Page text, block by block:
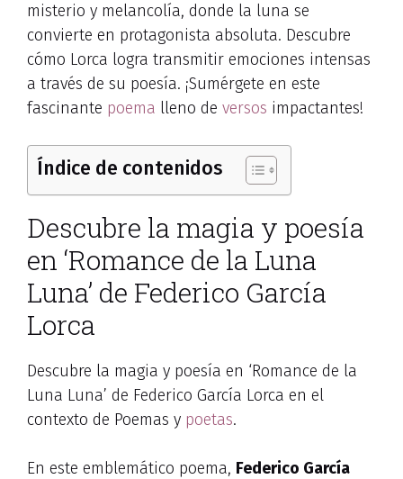
misterio y melancolía, donde la luna se
convierte en protagonista absoluta. Descubre
cómo Lorca logra transmitir emociones intensas
a través de su poesía. ¡Sumérgete en este
fascinante poema lleno de versos impactantes!
Índice de contenidos
Descubre la magia y poesía
en ‘Romance de la Luna
Luna’ de Federico García
Lorca
Descubre la magia y poesía en ‘Romance de la
Luna Luna’ de Federico García Lorca en el
contexto de Poemas y poetas.
En este emblemático poema, Federico García